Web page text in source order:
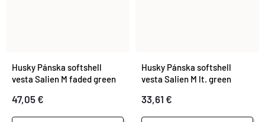
Husky Pánska softshell
vesta Salien M faded green
47,05 €
Husky Pánska softshell
vesta Salien M lt. green
33,61 €